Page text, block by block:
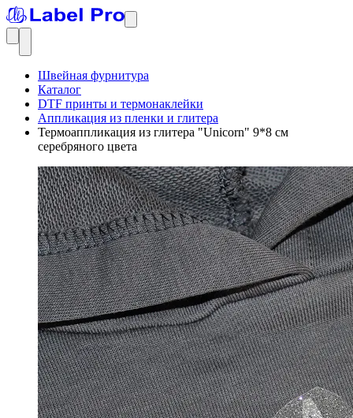
Швейная фурнитура
Каталог
DTF принты и термонаклейки
Аппликация из пленки и глитера
Термоаппликация из глитера "Unicorn" 9*8 см
серебряного цвета